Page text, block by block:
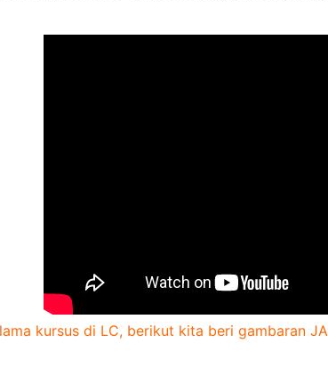
kursus di LC, berikut kita beri gambaran